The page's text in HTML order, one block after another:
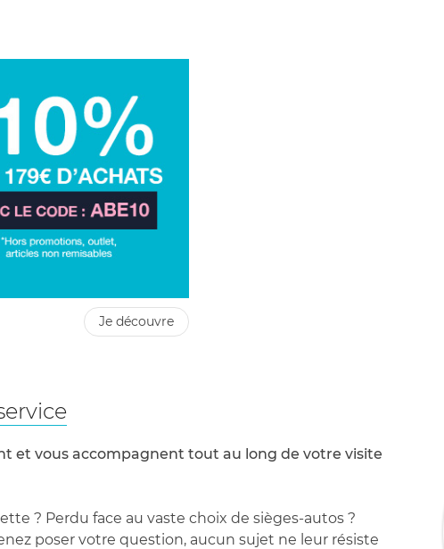
je découvre
et vous accompagnent tout au long de votre visite
? Perdu face au vaste choix de sièges-autos ?
poser votre question, aucun sujet ne leur résiste